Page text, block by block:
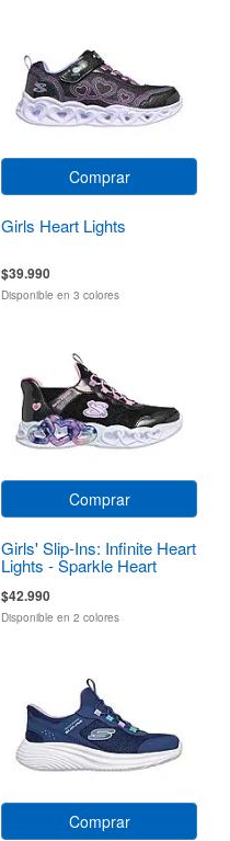
Comprar
Girls Heart Lights
$39.990
Disponible en 3 colores
Comprar
Girls' Slip-Ins: Infinite Heart
Lights - Sparkle Heart
$42.990
Disponible en 2 colores
Comprar